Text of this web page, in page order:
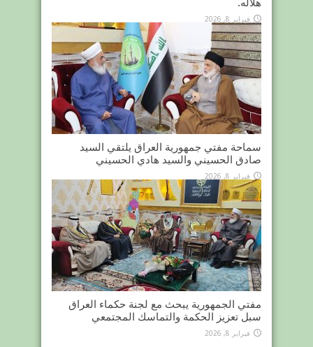
هلاله.
فبراير 8, 2026
سماحة مفتي جمهورية العراق يلتقي السيد
صادق الحسيني والسيد هادي الحسيني
فبراير 8, 2026
مفتي الجمهورية يبحث مع لجنة حكماء العراق
سبل تعزيز الحكمة والتماسك المجتمعي
فبراير 8, 2026